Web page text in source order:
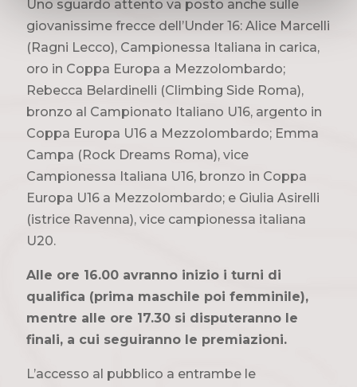
Uno sguardo attento va posto anche sulle
giovanissime frecce dell’Under 16: Alice Marcelli
(Ragni Lecco), Campionessa Italiana in carica,
oro in Coppa Europa a Mezzolombardo;
Rebecca Belardinelli (Climbing Side Roma),
bronzo al Campionato Italiano U16, argento in
Coppa Europa U16 a Mezzolombardo; Emma
Campa (Rock Dreams Roma), vice
Campionessa Italiana U16, bronzo in Coppa
Europa U16 a Mezzolombardo; e Giulia Asirelli
(istrice Ravenna), vice campionessa italiana
U20.
Alle ore 16.00 avranno inizio i turni di
qualifica (prima maschile poi femminile),
mentre alle ore 17.30 si disputeranno le
finali, a cui seguiranno le premiazioni.
L’accesso al pubblico a entrambe le